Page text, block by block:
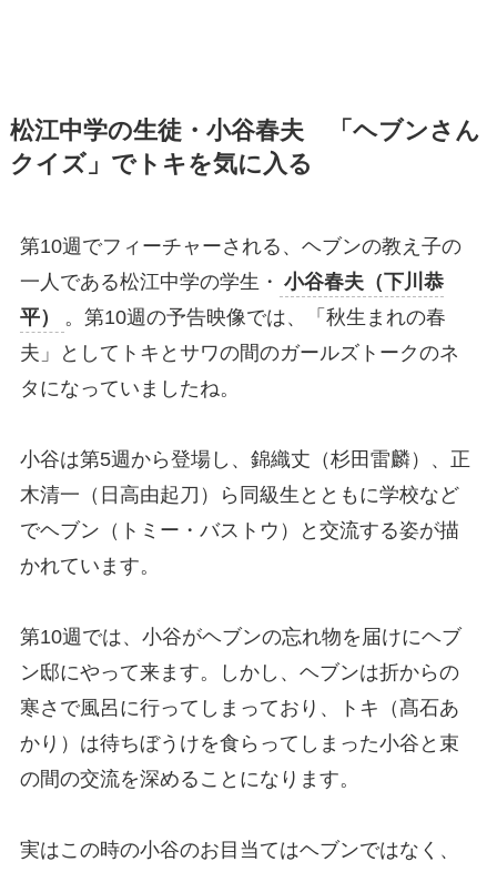
松江中学の生徒・小谷春夫 「ヘブンさん
クイズ」でトキを気に入る
第10週でフィーチャーされる、ヘブンの教え子の
一人である松江中学の学生・ 小谷春夫（下川恭
平）
。第10週の予告映像では、「秋生まれの春
夫」としてトキとサワの間のガールズトークのネ
タになっていましたね。
小谷は第5週から登場し、錦織丈（杉田雷麟）、正
木清一（日高由起刀）ら同級生とともに学校など
でヘブン（トミー・バストウ）と交流する姿が描
かれています。
第10週では、小谷がヘブンの忘れ物を届けにヘブ
ン邸にやって来ます。しかし、ヘブンは折からの
寒さで風呂に行ってしまっており、トキ（髙石あ
かり）は待ちぼうけを食らってしまった小谷と束
の間の交流を深めることになります。
実はこの時の小谷のお目当てはヘブンではなく、